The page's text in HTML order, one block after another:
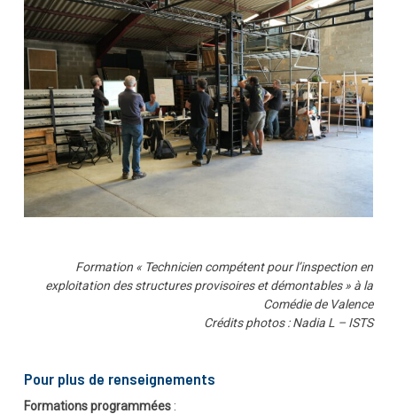
Formation « Technicien compétent pour l’inspection en
exploitation des structures provisoires et démontables » à la
Comédie de Valence
Crédits photos : Nadia L – ISTS
Pour plus de renseignements
Formations programmées: